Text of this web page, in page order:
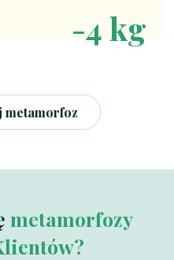
-4 kg
metamorfoz
metamorfozy